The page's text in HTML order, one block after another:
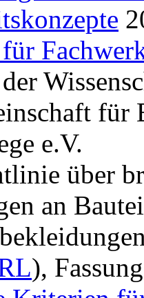
für
e.V.
über
an
),